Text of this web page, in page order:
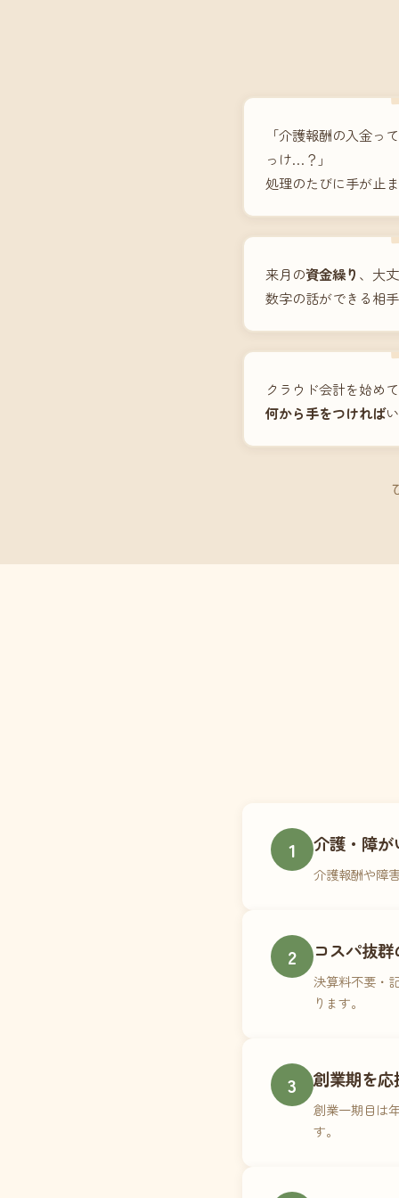
「介護報酬の入金っ
っけ…？」
処理のたびに手が止
来月の資金繰り 、大
数字の話ができる相
クラウド会計を始め
何から手をつければ
1 介護・障
介護報酬や障
2 コスパ抜
決算料不要・
ります。
3 創業期を応
創業一期目は
す。